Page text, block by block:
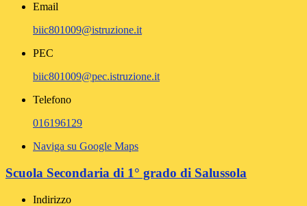
Email
biic801009@istruzione.it
PEC
biic801009@pec.istruzione.it
Telefono
016196129
Naviga su Google Maps
Scuola Secondaria di 1° grado di Salussola
Indirizzo